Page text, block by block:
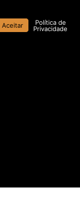
Aceitar
Política de
Privacidade